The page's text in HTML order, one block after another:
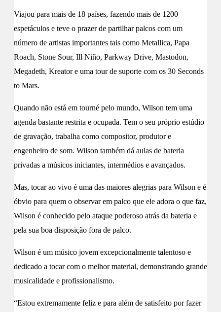
Viajou para mais de 18 países, fazendo mais de 1200
espetáculos e teve o prazer de partilhar palcos com um
número de artistas importantes tais como Metallica, Papa
Roach, Stone Sour, Ill Niño, Parkway Drive, Mastodon,
Megadeth, Kreator e uma tour de suporte com os 30 Seconds
to Mars.
Quando não está em tourné pelo mundo, Wilson tem uma
agenda bastante restrita e ocupada. Tem o seu próprio estúdio
de gravação, trabalha como compositor, produtor e
engenheiro de som. Wilson também dá aulas de bateria
privadas a músicos iniciantes, intermédios e avançados.
Mas, tocar ao vivo é uma das maiores alegrias para Wilson e é
óbvio para quem o observar em palco que ele adora o que faz,
Wilson é conhecido pelo ataque poderoso atrás da bateria e
pela sua boa disposição fora de palco.
Wilson é um músico jovem excepcionalmente talentoso e
dedicado a tocar com o melhor material, demonstrando grande
musicalidade e profissionalismo.
“Estou extremamente feliz e para além de satisfeito por fazer